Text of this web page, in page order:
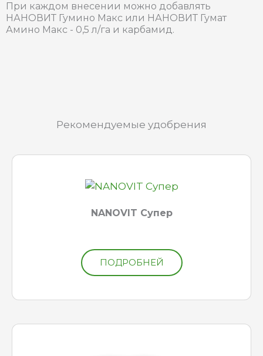
При каждом внесении можно добавлять
НАНОВИТ Гумино Макс или НАНОВИТ Гумат
Амино Макс - 0,5 л/га и карбамид.
Рекомендуемые удобрения
NANOVIT Супер
ПОДРОБНЕЙ